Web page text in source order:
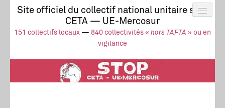
Site officiel du collectif national unitaire stop
CETA — UE-Mercosur
151 collectifs locaux — 840 collectivités « hors TAFTA » ou en
vigilance
Actus
UE-Mercosur
Stop à l’impunité !
TAFTA
CETA
Collectif